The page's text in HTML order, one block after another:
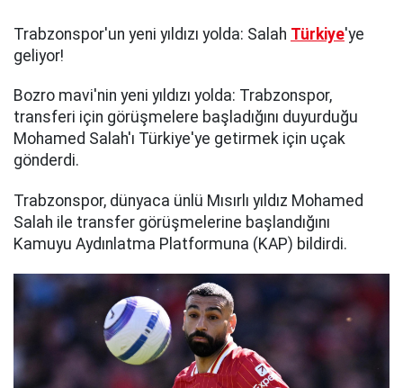
Trabzonspor'un yeni yıldızı yolda: Salah Türkiye'ye
geliyor!
Bozro mavi'nin yeni yıldızı yolda: Trabzonspor,
transferi için görüşmelere başladığını duyurduğu
Mohamed Salah'ı Türkiye'ye getirmek için uçak
gönderdi.
Trabzonspor, dünyaca ünlü Mısırlı yıldız Mohamed
Salah ile transfer görüşmelerine başlandığını
Kamuyu Aydınlatma Platformuna (KAP) bildirdi.